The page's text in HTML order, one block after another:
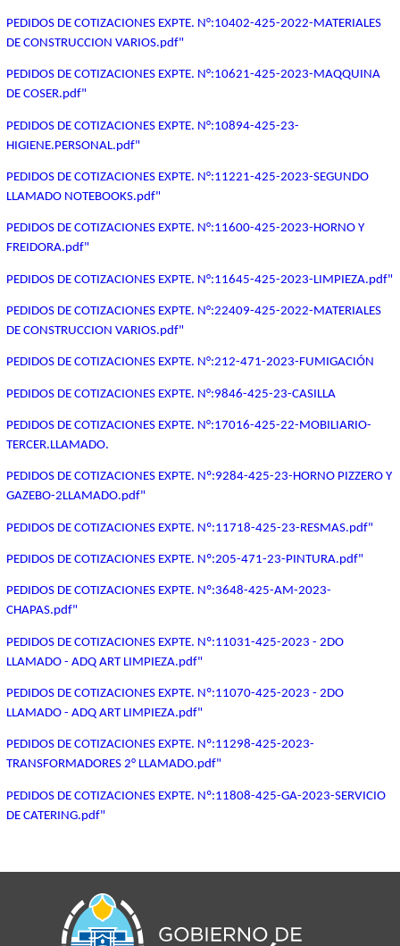
PEDIDOS DE COTIZACIONES EXPTE. N°:10402-425-2022-MATERIALES
DE CONSTRUCCION VARIOS.pdf"
PEDIDOS DE COTIZACIONES EXPTE. N°:10621-425-2023-MAQQUINA
DE COSER.pdf"
PEDIDOS DE COTIZACIONES EXPTE. N°:10894-425-23-
HIGIENE.PERSONAL.pdf"
PEDIDOS DE COTIZACIONES EXPTE. N°:11221-425-2023-SEGUNDO
LLAMADO NOTEBOOKS.pdf"
PEDIDOS DE COTIZACIONES EXPTE. N°:11600-425-2023-HORNO Y
FREIDORA.pdf"
PEDIDOS DE COTIZACIONES EXPTE. N°:11645-425-2023-LIMPIEZA.pdf"
PEDIDOS DE COTIZACIONES EXPTE. N°:22409-425-2022-MATERIALES
DE CONSTRUCCION VARIOS.pdf"
PEDIDOS DE COTIZACIONES EXPTE. N°:212-471-2023-FUMIGACIÓN
PEDIDOS DE COTIZACIONES EXPTE. N°:9846-425-23-CASILLA
PEDIDOS DE COTIZACIONES EXPTE. N°:17016-425-22-MOBILIARIO-
TERCER.LLAMADO.
PEDIDOS DE COTIZACIONES EXPTE. Nº:9284-425-23-HORNO PIZZERO Y
GAZEBO-2LLAMADO.pdf"
PEDIDOS DE COTIZACIONES EXPTE. Nº:11718-425-23-RESMAS.pdf"
PEDIDOS DE COTIZACIONES EXPTE. Nº:205-471-23-PINTURA.pdf"
PEDIDOS DE COTIZACIONES EXPTE. Nº:3648-425-AM-2023-
CHAPAS.pdf"
PEDIDOS DE COTIZACIONES EXPTE. Nº:11031-425-2023 - 2DO
LLAMADO - ADQ ART LIMPIEZA.pdf"
PEDIDOS DE COTIZACIONES EXPTE. Nº:11070-425-2023 - 2DO
LLAMADO - ADQ ART LIMPIEZA.pdf"
PEDIDOS DE COTIZACIONES EXPTE. Nº:11298-425-2023-
TRANSFORMADORES 2° LLAMADO.pdf"
PEDIDOS DE COTIZACIONES EXPTE. Nº:11808-425-GA-2023-SERVICIO
DE CATERING.pdf"